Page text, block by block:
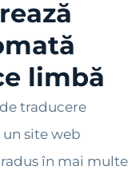
limbă
traducere
site web
în mai multe